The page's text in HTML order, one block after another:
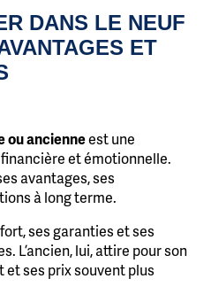
DANS LE NEUF
ET
ou ancienneest une
financière et émotionnelle.
avantages, ses
à long terme.
ses garanties et ses
L’ancien, lui, attire pour son
ses prix souvent plus